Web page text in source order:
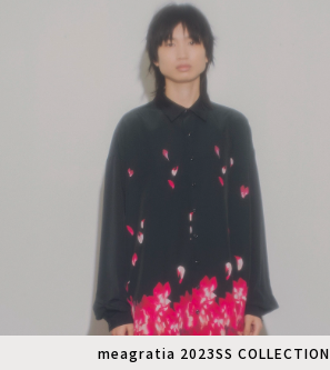
meagratia 2023SS COLLECTION